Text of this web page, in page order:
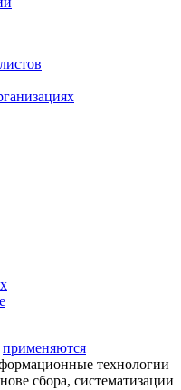
применяются
технологии
сбора, систематизации